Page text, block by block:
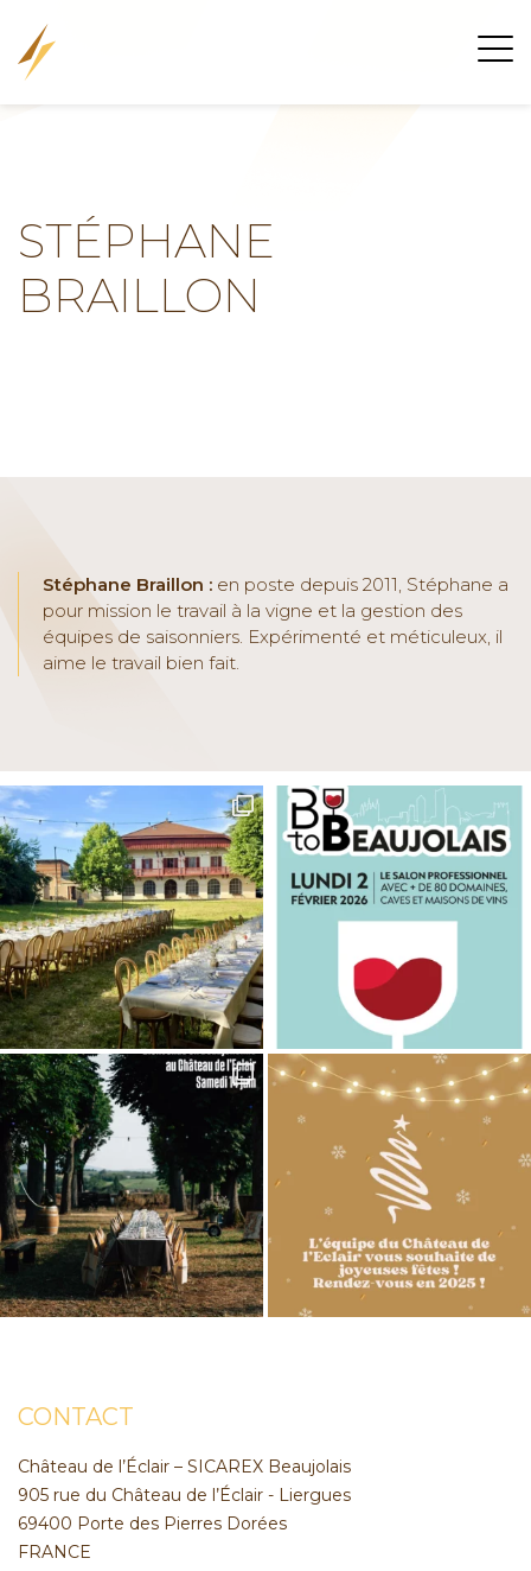
STÉPHANE
BRAILLON
Stéphane Braillon : en poste depuis 2011, Stéphane a
pour mission le travail à la vigne et la gestion des
équipes de saisonniers. Expérimenté et méticuleux, il
aime le travail bien fait.
CONTACT
Château de l’Éclair – SICAREX Beaujolais
905 rue du Château de l’Éclair - Liergues
69400 Porte des Pierres Dorées
FRANCE